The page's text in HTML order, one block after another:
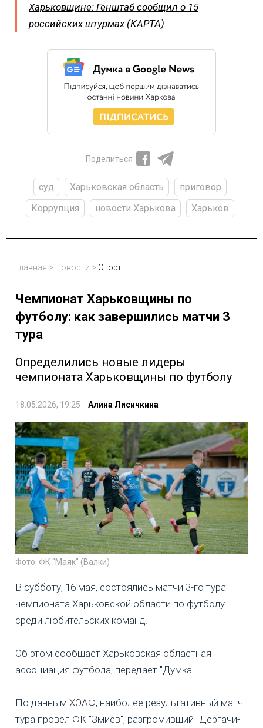
Харьковщине: Генштаб сообщил о 15
российских штурмах (КАРТА)
Поделиться
суд Харьковская область
приговор
Коррупция
новости Харькова Харьков
Главная > Новости > Спорт
Чемпионат Харьковщины по
футболу: как завершились матчи 3
тура
Определились новые лидеры
чемпионата Харьковщины по футболу
18.05.2026, 19:25 Алина Лисичкина
Фото: ФК "Маяк" (Валки)
В субботу, 16 мая, состоялись матчи 3-го тура
чемпионата Харьковской области по футболу
среди любительских команд.
Об этом сообщает Харьковская областная
ассоциация футбола, передает "Думка".
По данным ХОАФ, наиболее результативный матч
тура провел ФК "Змиев", разгромивший "Дергачи-